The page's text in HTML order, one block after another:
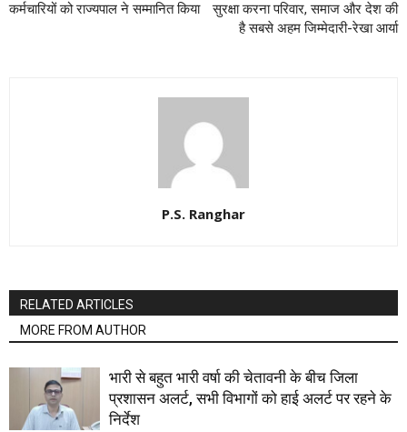
कर्मचारियों को राज्यपाल ने सम्मानित किया
सुरक्षा करना परिवार, समाज और देश की
है सबसे अहम जिम्मेदारी-रेखा आर्या
P.S. Ranghar
RELATED ARTICLES
MORE FROM AUTHOR
भारी से बहुत भारी वर्षा की चेतावनी के बीच जिला
प्रशासन अलर्ट, सभी विभागों को हाई अलर्ट पर रहने के
निर्देश